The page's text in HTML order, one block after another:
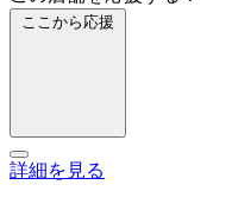
ここから応援
詳細を見る